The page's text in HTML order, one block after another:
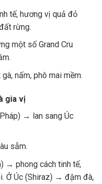
tế, hương vị quả đỏ
rừng.
một số Grand Cru
nấm, phô mai mềm.
gia vị
→ lan sang Úc
sẫm.
→ phong cách tinh tế,
Ở Úc (Shiraz) → đậm đà,